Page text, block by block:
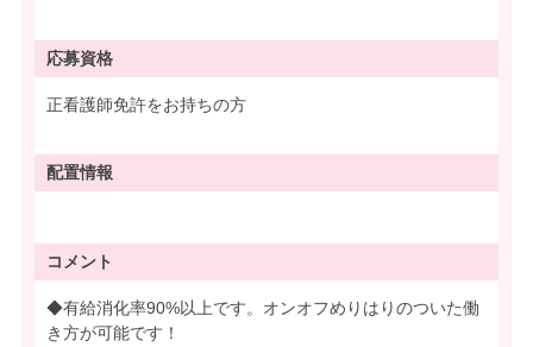
応募資格
正看護師免許をお持ちの方
配置情報
コメント
◆有給消化率90%以上です。オンオフめりはりのついた働
き方が可能です！